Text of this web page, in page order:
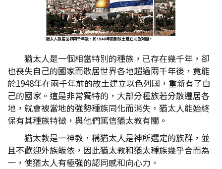
猶太人是一個相當特別的種族，已存在幾千年，卻
也喪失自己的國家而散居世界各地超過兩千年後，竟能
於1948年在兩千年前的故土建立以色列國，重新有了自
己的國家。這是非常獨特的，大部分種族若分散遷居各
地，就會被當地的強勢種族同化而消失。猶太人能始終
保有其種族特徵，與他們篤信猶太教有關。
猶太教是一神教，稱猶太人是神所選定的族群，並
且不歡迎外族皈依，因此猶太教和猶太種族幾乎合而為
一，使猶太人有極強的認同感和向心力。